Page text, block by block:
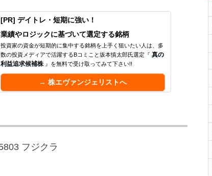
[PR] デイトレ・短期に強い！
業績やロジックに基づいて選定する銘柄
投資家の資金が短期的に集中する銘柄を上手く狙いたい人は、多
数の投資メディアで活躍するBコミこと坂本慎太郎氏選定『 真の
利益追求候補株 』を無料で受け取ってみて下さい!!
→ 株エヴァンジェリストへ